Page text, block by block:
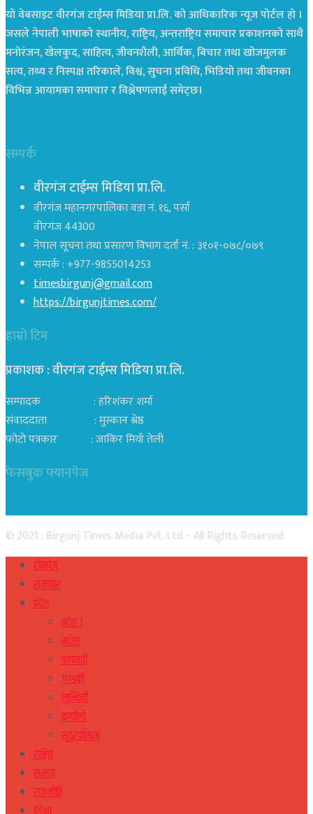
यो वेबसाइट वीरगंज टाईम्स मिडिया प्रा.लि. को आधिकारिक न्यूज पोर्टल हो ।
जसले नेपाली भाषाको स्थानीय, राष्ट्रिय, अन्तराष्ट्रिय समाचार प्रकाशनको साथै
मनोरंजन, खेलकुद, साहित्य, जीवनशैली, आर्थिक, बिचार तथा खोजमुलक
सत्य, तथ्य र निस्पक्ष तरिकाले, विश्व, सुचना प्रविधि, भिडियो तथा जीवनका
विभिन्न आयामका समाचार र विश्लेषणलाई समेट्छ।
सम्पर्क
वीरगंज टाईम्स मिडिया प्रा.लि.
वीरगंज महानगरपालिका वडा नं. १६, पर्सा
वीरगंज 44300
नेपाल सूचना तथा प्रसारण विभाग दर्ता नं. : ३१०१-०७८/०७९
सम्पर्क : +977-9855014253
timesbirgunj@gmail.com
https://birgunjtimes.com/
हाम्रो टिम
प्रकाशक : वीरगंज टाईम्स मिडिया प्रा‍.लि.
सम्पादक : हरिशंकर शर्मा
संवाददाता : मुस्कान श्रेष्ठ
फोटो पत्रकार : जाकिर मियाँ तेली
फेसबुक फ्यानपेज
© 2021 : Birgunj Times Media Pvt. Ltd. - All Rights Reserved.
होमपेज
समाचार
प्रदेश
प्रदेश १
मधेस
वागमती
गण्डकी
लुम्बिनी
कर्णाली
सुदुरपस्चिम
राष्ट्रिय
समाज
राजनीति